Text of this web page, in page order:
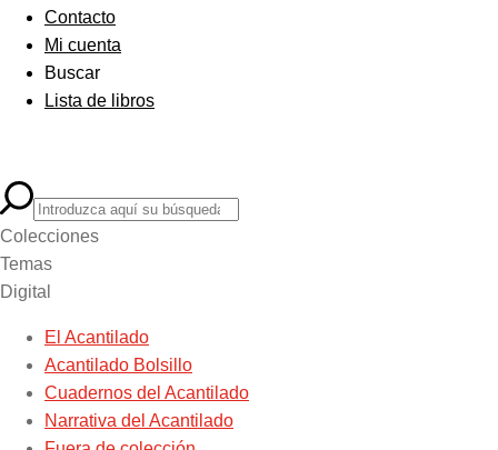
Contacto
Mi cuenta
Buscar
Lista de libros
Colecciones
Temas
Digital
El Acantilado
Acantilado Bolsillo
Cuadernos del Acantilado
Narrativa del Acantilado